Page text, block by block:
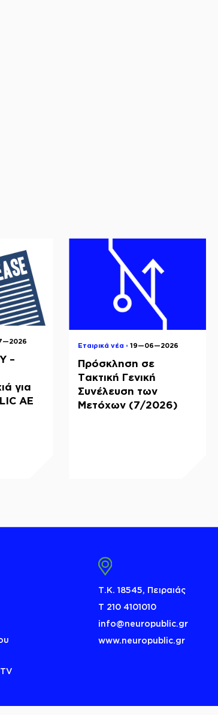
–
για
ΑΕ
Εταιρικά νέα ◦19—06—2026
Πρόσκληση σε
Τακτική Γενική
Συνέλευση των
Μετόχων (7/2026)
Τ.Κ. 18545, Πειραιάς
Τ 210 4101010
info@neuropublic.gr
www.neuropublic.gr